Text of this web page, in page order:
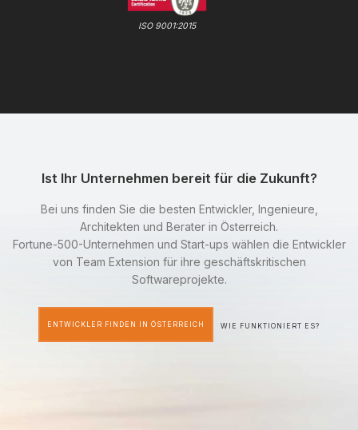
ISO 9001:2015
Ist Ihr Unternehmen bereit für die Zukunft?
Bei uns finden Sie die besten Entwickler, Ingenieure,
Architekten und Berater in Österreich.
Fortune-500-Unternehmen und Start-ups wählen die Entwickler
von Team Extension für ihre geschäftskritischen
Softwareprojekte.
ENTWICKLER FINDEN IN ÖSTERREICH WIE FUNKTIONIERT ES?